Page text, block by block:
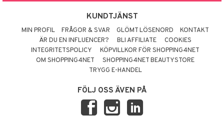
KUNDTJÄNST
MIN PROFIL FRÅGOR & SVAR GLÖMT LÖSENORD
KONTAKT
ÄR DU EN INFLUENCER?
BLI AFFILIATE
COOKIES
INTEGRITETSPOLICY
KÖPVILLKOR FÖR SHOPPING4NET
OM SHOPPING4NET
SHOPPING4NET BEAUTYSTORE
TRYGG E-HANDEL
FÖLJ OSS ÄVEN PÅ